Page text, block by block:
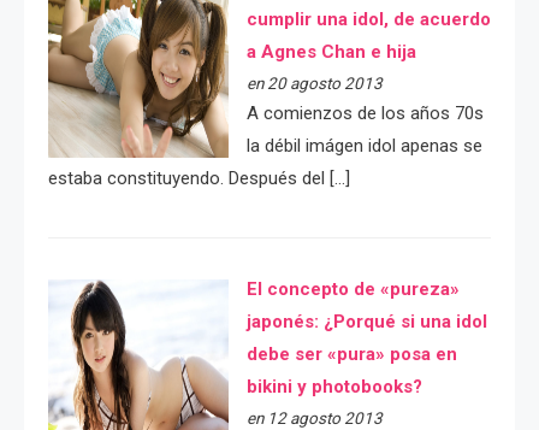
cumplir una idol, de acuerdo
a Agnes Chan e hija
en 20 agosto 2013
A comienzos de los años 70s
la débil imágen idol apenas se
estaba constituyendo. Después del […]
El concepto de «pureza»
japonés: ¿Porqué si una idol
debe ser «pura» posa en
bikini y photobooks?
en 12 agosto 2013